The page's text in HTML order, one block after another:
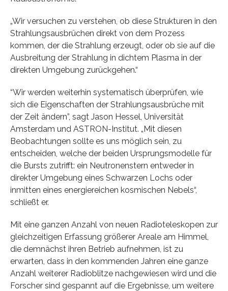
„Wir versuchen zu verstehen, ob diese Strukturen in den
Strahlungsausbrüchen direkt von dem Prozess
kommen, der die Strahlung erzeugt, oder ob sie auf die
Ausbreitung der Strahlung in dichtem Plasma in der
direkten Umgebung zurückgehen.“
“Wir werden weiterhin systematisch überprüfen, wie
sich die Eigenschaften der Strahlungsausbrüche mit
der Zeit ändern”, sagt Jason Hessel, Universität
Amsterdam und ASTRON-Institut. „Mit diesen
Beobachtungen sollte es uns möglich sein, zu
entscheiden, welche der beiden Ursprungsmodelle für
die Bursts zutrifft: ein Neutronenstern entweder in
direkter Umgebung eines Schwarzen Lochs oder
inmitten eines energiereichen kosmischen Nebels“,
schließt er.
Mit eine ganzen Anzahl von neuen Radioteleskopen zur
gleichzeitigen Erfassung größerer Areale am Himmel,
die demnächst ihren Betrieb aufnehmen, ist zu
erwarten, dass in den kommenden Jahren eine ganze
Anzahl weiterer Radioblitze nachgewiesen wird und die
Forscher sind gespannt auf die Ergebnisse, um weitere